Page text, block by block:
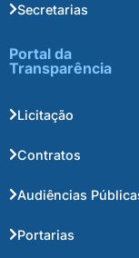
Secretarias
Portal da
Transparência
Licitação
Contratos
Audiências
Portarias